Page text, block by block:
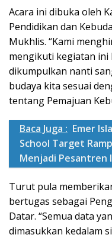
Acara ini dibuka oleh
Pendidikan dan
Mukhlis. “Kami
mengikuti kegiatan ini
dikumpulkan nanti
budaya kita sesuai
tentang Pemajuan
Baca Juga : Emer
School Target
Menjadi Pesantren
Turut pula
bertugas sebagai
Datar. “Semua data
dimasukkan kedalam